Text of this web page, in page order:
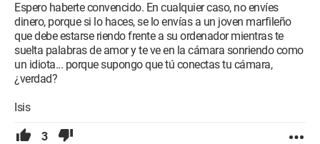
Espero haberte convencido. En cualquier caso, no envíes
dinero, porque si lo haces, se lo envías a un joven marfileño
que debe estarse riendo frente a su ordenador mientras te
suelta palabras de amor y te ve en la cámara sonriendo como
un idiota... porque supongo que tú conectas tu cámara,
¿verdad?
Isis
3